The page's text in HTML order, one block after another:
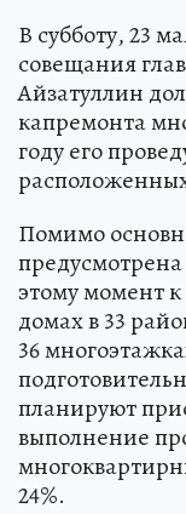
В субботу, 23
совещания
Айзатуллин
капремонта
году его
Помимо
этому момент
домах в 33
36
планируют
выполнение
24%.